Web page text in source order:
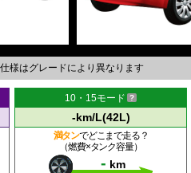
様はグレードにより異なります
10・15モード
-km/L(42L)
満タンでどこまで走る？
（燃費×タンク容量）
- km